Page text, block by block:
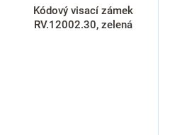
Kódový visací zámek
RV.12002.30, zelená